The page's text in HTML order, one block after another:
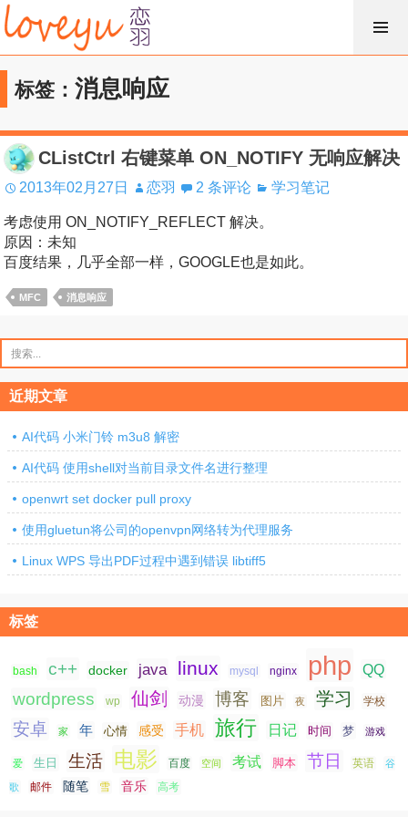
跳
过
内
容标签： 消息响应
CListCtrl 右键菜单 ON_NOTIFY 无响应解决
2013年02月27日 恋羽 2 条评论 学习笔记
考虑使用 ON_NOTIFY_REFLECT 解决。
原因：未知
百度结果，几乎全部一样，GOOGLE也是如此。
MFC 消息响应
索：
近期文章
AI代码 小米门铃 m3u8 解密
AI代码 使用shell对当前目录文件名进行整理
openwrt set docker pull proxy
使用gluetun将公司的openvpn网络转为代理服务
Linux WPS 导出PDF过程中遇到错误 libtiff5
标签
bash c++ docker java linux mysql nginx php QQ
wordpress wp 仙剑 动漫 博客 图片 夜 学习 学校
安卓 家 年 心情 感受 手机 旅行 日记 时间 梦 游戏
爱 生日 生活 电影 百度 空间 考试 脚本 节日 英语 谷
歌 邮件 随笔 雪 音乐 高考